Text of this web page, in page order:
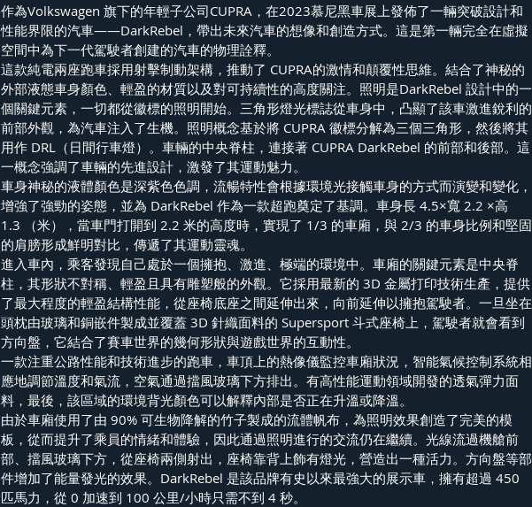
作為Volkswagen 旗下的年輕子公司CUPRA，在2023慕尼黑車展上發佈了一輛突破設計和
性能界限的汽車——DarkRebel，帶出未來汽車的想像和創造方式。這是第一輛完全在虛擬
空間中為下一代駕駛者創建的汽車的物理詮釋。
這款純電兩座跑車採用射擊制動架構，推動了 CUPRA的激情和顛覆性思維。結合了神秘的
外部液態車身顏色、輕盈的材質以及對可持續性的高度關注。照明是DarkRebel 設計中的一
個關鍵元素，一切都從徽標的照明開始。三角形燈光標誌從車身中，凸顯了該車激進銳利的
前部外觀，為汽車注入了生機。照明概念基於將 CUPRA 徽標分解為三個三角形，然後將其
用作 DRL（日間行車燈）。車輛的中央脊柱，連接著 CUPRA DarkRebel 的前部和後部。這
一概念強調了車輛的先進設計，激發了其運動魅力。
車身神秘的液體顏色是深紫色色調，流暢特性會根據環境光接觸車身的方式而演變和變化，
增強了強勁的姿態，並為 DarkRebel 作為一款超跑奠定了基調。車身長 4.5×寬 2.2 ×高
1.3 （米），當車門打開到 2.2 米的高度時，實現了 1/3 的車廂，與 2/3 的車身比例和堅固
的肩膀形成鮮明對比，傳遞了其運動靈魂。
進入車內，乘客發現自己處於一個擁抱、激進、極端的環境中。車廂的關鍵元素是中央脊
柱，其形狀不對稱、輕盈且具有雕塑般的外觀。它採用最新的 3D 金屬打印技術生產，提供
了最大程度的輕盈結構性能，從座椅底座之間延伸出來，向前延伸以擁抱駕駛者。一旦坐在
頭枕由玻璃和銅嵌件製成並覆蓋 3D 針織面料的 Supersport 斗式座椅上，駕駛者就會看到
方向盤，它結合了賽車世界的幾何形狀與遊戲世界的互動性。
一款注重公路性能和技術進步的跑車，車頂上的熱像儀監控車廂狀況，智能氣候控制系統相
應地調節溫度和氣流，空氣通過擋風玻璃下方排出。有高性能運動領域開發的透氣彈力面
料，最後，該區域的環境背光顏色可以解釋內部是否正在升溫或降溫。
由於車廂使用了由 90% 可生物降解的竹子製成的流體帆布，為照明效果創造了完美的模
板，從而提升了乘員的情緒和體驗，因此通過照明進行的交流仍在繼續。光線流過機艙前
部、擋風玻璃下方，從座椅兩側射出，座椅靠背上飾有燈光，營造出一種活力。方向盤等部
件增加了能量發光的效果。DarkRebel 是該品牌有史以來最強大的展示車，擁有超過 450
匹馬力，從 0 加速到 100 公里/小時只需不到 4 秒。